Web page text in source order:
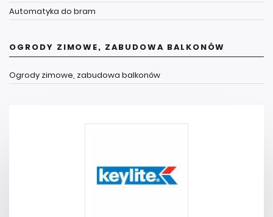
Automatyka do bram
OGRODY ZIMOWE, ZABUDOWA BALKONÓW
Ogrody zimowe, zabudowa balkonów